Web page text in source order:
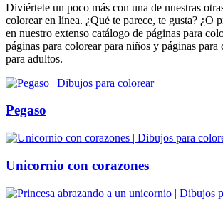
Diviértete un poco más con una de nuestras
colorear en línea. ¿Qué te parece, te gusta? ¿O
en nuestro extenso catálogo de páginas para
páginas para colorear para niños y páginas para
para adultos.
Pegaso
Unicornio con corazones